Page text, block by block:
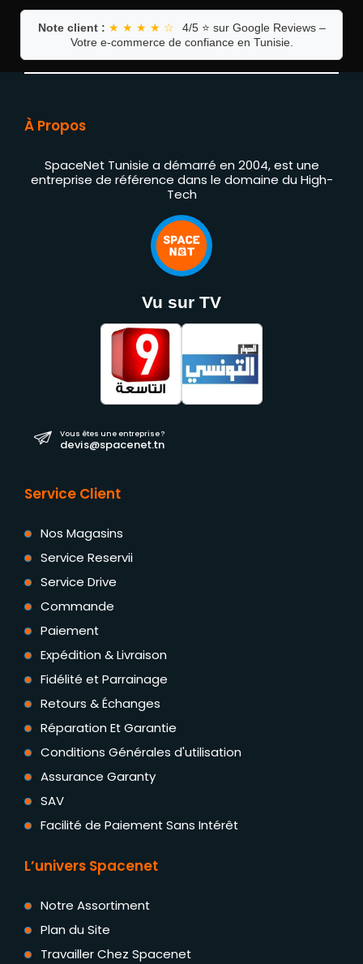
Note client : ★ ★ ★ ★ ☆
4/5 ⭐ sur Google Reviews –
Votre e-commerce de confiance en Tunisie.
À Propos
SpaceNet Tunisie a démarré en 2004, est une
entreprise de référence dans le domaine du High-
Tech
Vu sur TV
Vous êtes une entreprise ?
devis@spacenet.tn
Service Client
Nos Magasins
Service Reservii
Service Drive
Commande
Paiement
Expédition & Livraison
Fidélité et Parrainage
Retours & Échanges
Réparation Et Garantie
Conditions Générales d'utilisation
Assurance Garanty
SAV
Facilité de Paiement Sans Intérêt
L’univers Spacenet
Notre Assortiment
Plan du Site
Travailler Chez Spacenet